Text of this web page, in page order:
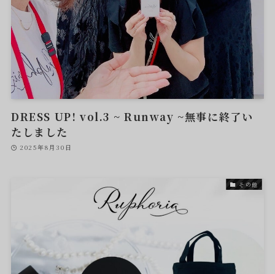
DRESS UP! vol.3 ~ Runway ~無事に終了い
たしました
2025年8月30日
その他